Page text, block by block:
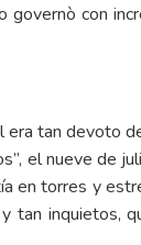
governò con
era tan devoto
el nueve de
en torres y
tan inquietos,